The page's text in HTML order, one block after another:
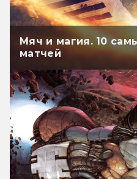
Мяч и магия. 10
матчей